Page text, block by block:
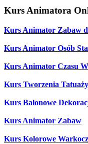
Kurs Animatora
Kurs Animator Zabaw
Kurs Animator Osób
Kurs Animator Czasu
Kurs Tworzenia
Kurs Balonowe
Kurs Animator Zabaw
Kurs Kolorowe